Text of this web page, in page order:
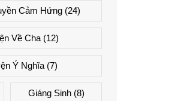
Cảm Hứng (24)
Về Cha(12)
Ý Nghĩa(7)
Giáng Sinh(8)